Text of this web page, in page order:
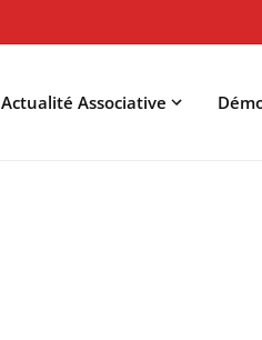
Actualité Associative